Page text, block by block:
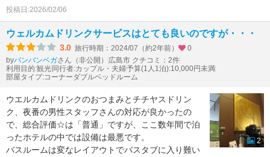
投稿日:2026/02/06
ウェルカムドリンクサービスはとても良いのですが・・・
3.0 旅行時期：2024/07（約2年前）
0
byバンバンベガさん（非公開）
広島市 クチコミ：2件
利用目的:観光 同行者:カップル・夫婦予算(1人1泊):10,000円未満
部屋タイプ:コーナーダブルベッドルーム
ウエルカムドリンクのおつまみとチチヤスドリン
ク、夜番の男性スタッフさんの対応が良かったの
で、総合評価☆は「普通」ですが、ここ数年間で泊
ったホテルの中では設備は最悪です。
バスルームは変なレイアウトでバスタブに入り難い
2